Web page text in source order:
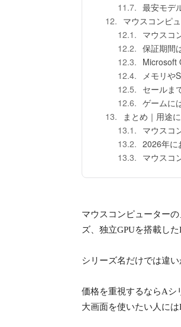
最安モデ
マウスコンピ
マウスコ
保証期間
Microsoft
メモリや
セールま
ゲームに
まとめ｜用途
マウスコ
2026年に
マウスコ
マウスコンピューター
ズ、独立GPUを搭載し
シリーズ名だけでは違
価格を重視するならAシ
大画面を使いたい人に